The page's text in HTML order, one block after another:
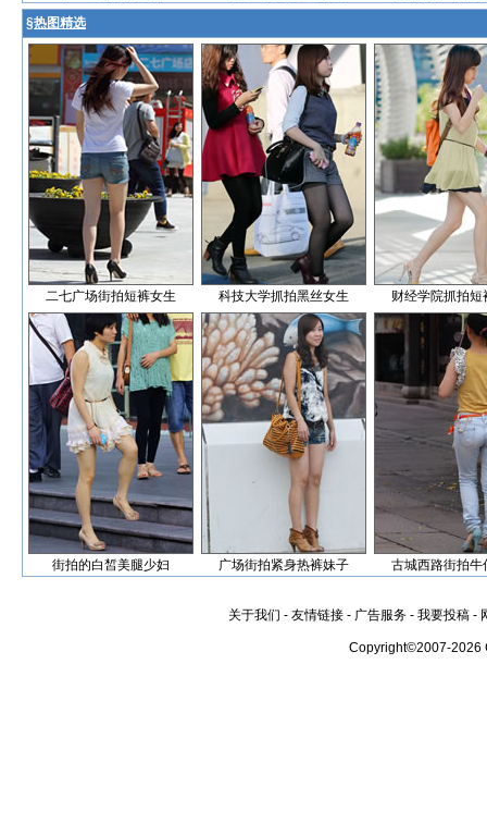
§热图精选
二七广场街拍短裤女生 科技大学抓拍黑丝女生 财经学院抓拍短
街拍的白皙美腿少妇 广场街拍紧身热裤妹子 古城西路街拍牛
关于我们 - 友情链接 - 广告服务 - 我要投稿 -
Copyright©2007-2026